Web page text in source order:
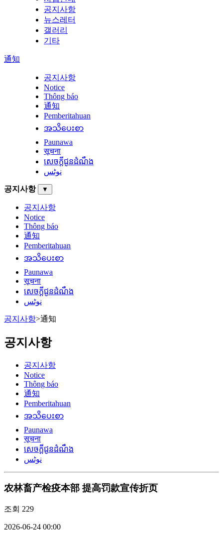
공지사항
뉴스레터
갤러리
기타
通知
공지사항
Notice
Thông báo
通知
Pemberitahuan
အသိပေးစာ
Paunawa
सूचना
សេចក្តីជូនដំណឹង
نوٹس
공지사항 ▼
공지사항
Notice
Thông báo
通知
Pemberitahuan
အသိပေးစာ
Paunawa
सूचना
សេចក្តីជូនដំណឹង
نوٹس
공지사항>通知
공지사항
공지사항
Notice
Thông báo
通知
Pemberitahuan
အသိပေးစာ
Paunawa
सूचना
សេចក្តីជូនដំណឹង
نوٹس
农林畜产检疫本部 提高罚款宣传折页
조회 229
2026-06-24 00:00